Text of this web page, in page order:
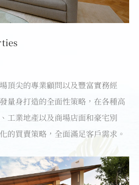
頂尖的專業顧問以及豐富實務經
量身打造的全面性策略，在各種高
工業地產以及商場店面和豪宅別
的買賣策略，全面滿足客戶需求。